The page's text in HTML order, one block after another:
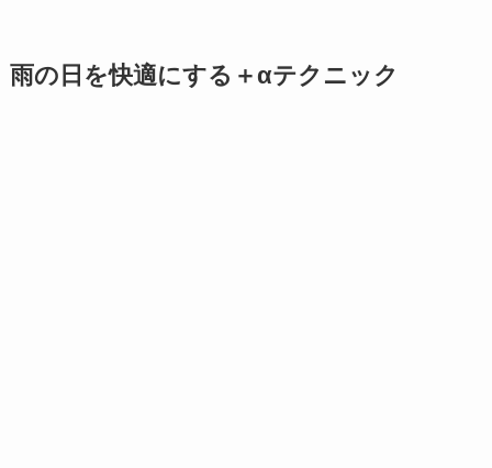
雨の日を快適にする＋αテクニック